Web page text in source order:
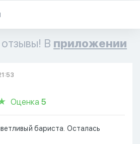
В приложении
Оценка 5
бариста. Осталась